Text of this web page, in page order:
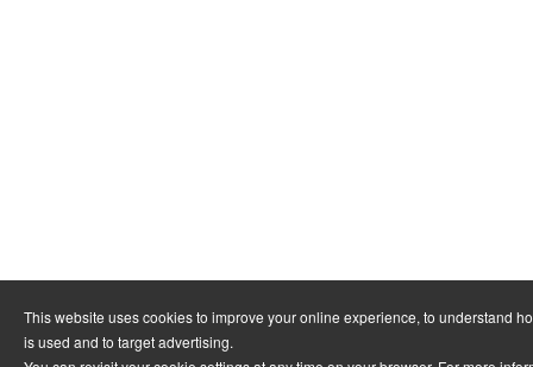
This website uses cookies to improve your online experience, to understand
is used and to target advertising.